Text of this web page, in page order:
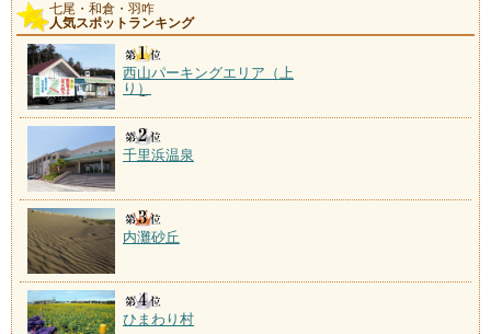
七尾・和倉・羽咋
人気スポットランキング
西山パーキングエリア（上
り）
千里浜温泉
内灘砂丘
ひまわり村